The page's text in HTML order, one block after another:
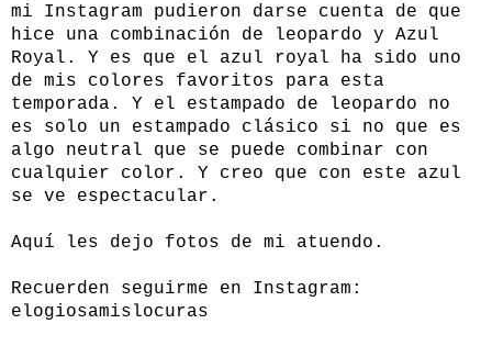
mi Instagram pudieron darse cuenta de que
hice una combinación de leopardo y Azul
Royal. Y es que el azul royal ha sido uno
de mis colores favoritos para esta
temporada. Y el estampado de leopardo no
es solo un estampado clásico si no que es
algo neutral que se puede combinar con
cualquier color. Y creo que con este azul
se ve espectacular.
Aquí les dejo fotos de mi atuendo.
Recuerden seguirme en Instagram:
elogiosamislocuras